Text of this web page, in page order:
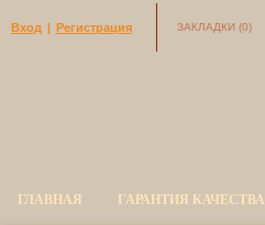
Вход | Регистрация ЗАКЛАДКИ (0)
ГЛАВНАЯ ГАРАНТИЯ КАЧЕСТВА